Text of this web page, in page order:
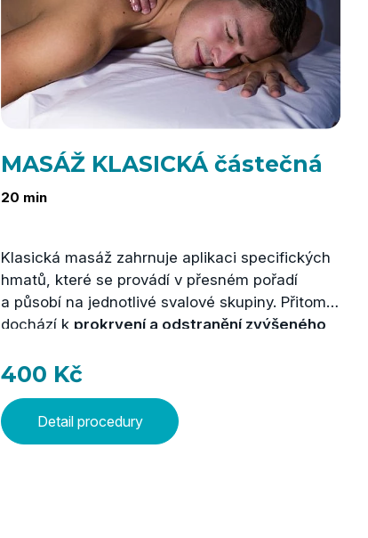
MASÁŽ KLASICKÁ částečná
20 min
Klasická masáž zahrnuje aplikaci specifických
hmatů, které se provádí v přesném pořadí
a působí na jednotlivé svalové skupiny. Přitom
dochází k prokrvení a odstranění zvýšeného
relaxační funkci. Tato procedura je doplňkem
ošetřit bolestivé kontraktury nebo připravit
klienta na léčebný tělocvik.
400 Kč
Detail procedury